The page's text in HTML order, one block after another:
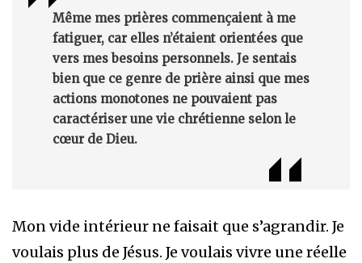
Même mes prières commençaient à me
fatiguer, car elles n’étaient orientées que
vers mes besoins personnels. Je sentais
bien que ce genre de prière ainsi que mes
actions monotones ne pouvaient pas
caractériser une vie chrétienne selon le
cœur de Dieu.
Mon vide intérieur ne faisait que s’agrandir. Je
voulais plus de Jésus. Je voulais vivre une réelle